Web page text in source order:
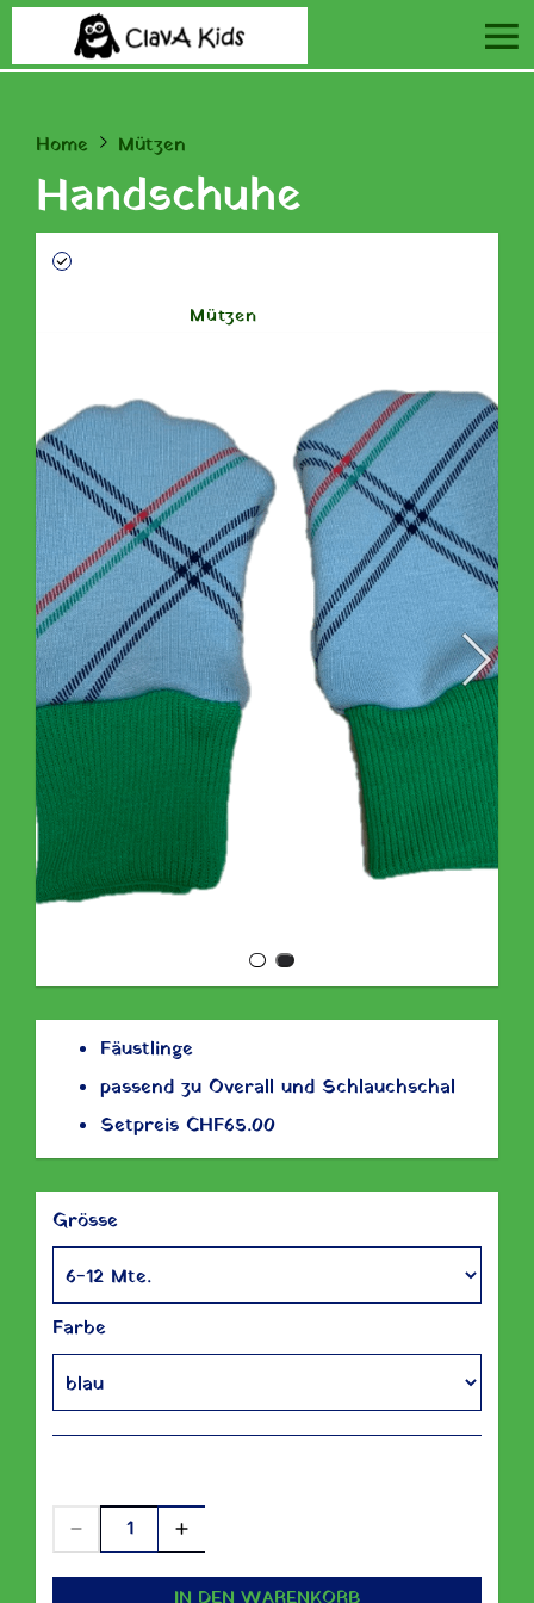
Home Mützen
Handschuhe
Mützen
Fäustlinge
passend zu Overall und Schlauchschal
Setpreis CHF65.00
Grösse
Farbe